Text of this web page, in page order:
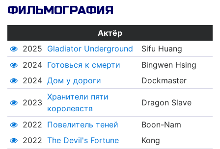
ФИЛЬМОГРАФИЯ
Актёр
2025 Gladiator Underground
Sifu Huang
2024 Готовься к смерти
Bingwen Hsing
2024 Дом у дороги Dockmaster
2023
Хранители пяти
королевств
Dragon Slave
2022 Повелитель теней
Boon-Nam
2022 The Devil's Fortune
Kong